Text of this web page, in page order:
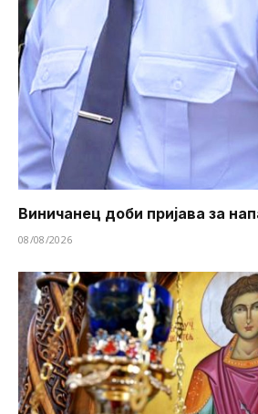
Виничанец доби пријава за
08/08/2026